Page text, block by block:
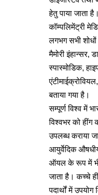
हेतु पाया जाता
कॉम्पलिमेंट्री
लगभग सभी शोधों
मैमोरी इंहान्सर,
स्पास्मोडिक,
बताया गया है।
सम्पूर्ण विश्व में
विश्वभर को हींग
उपलब्ध कराया
आयुर्वेदिक
ऑयल के रूप में भी
जाता है। कच्चे
पदार्थों में